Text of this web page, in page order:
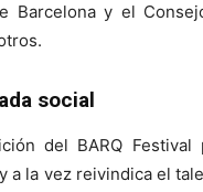
Barcelona y el
social
del BARQ
a la vez reivindica el